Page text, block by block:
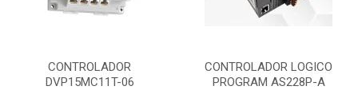
CONTROLADOR
DVP15MC11T-06
CONTROLADOR LOGICO
PROGRAM AS228P-A